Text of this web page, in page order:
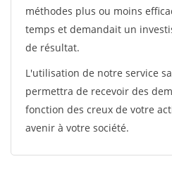
méthodes plus ou moins
temps et demandait un
de résultat.
L'utilisation de notre service
permettra de recevoir des
fonction des creux de votre
avenir à votre société.